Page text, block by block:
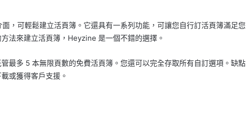
，可輕鬆建立活頁簿。它還具有一系列功能，可讓您自行訂活頁簿滿足您
法來建立活頁簿，Heyzine 是一個不錯的選擇。
最多 5 本無限頁數的免費活頁簿。您還可以完全存取所有自訂選項。缺點
或獲得客戶支援。